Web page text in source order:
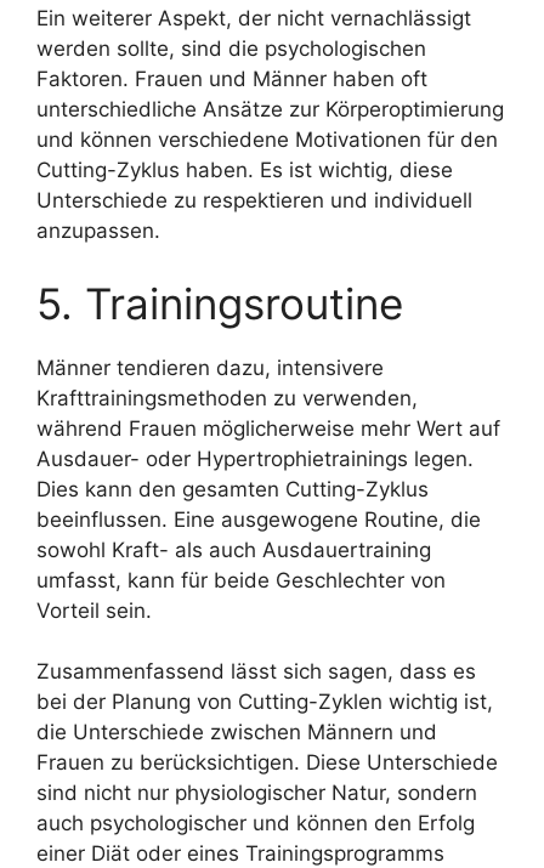
Ein weiterer Aspekt, der nicht vernachlässigt
werden sollte, sind die psychologischen
Faktoren. Frauen und Männer haben oft
unterschiedliche Ansätze zur Körperoptimierung
und können verschiedene Motivationen für den
Cutting-Zyklus haben. Es ist wichtig, diese
Unterschiede zu respektieren und individuell
anzupassen.
5. Trainingsroutine
Männer tendieren dazu, intensivere
Krafttrainingsmethoden zu verwenden,
während Frauen möglicherweise mehr Wert auf
Ausdauer- oder Hypertrophietrainings legen.
Dies kann den gesamten Cutting-Zyklus
beeinflussen. Eine ausgewogene Routine, die
sowohl Kraft- als auch Ausdauertraining
umfasst, kann für beide Geschlechter von
Vorteil sein.
Zusammenfassend lässt sich sagen, dass es
bei der Planung von Cutting-Zyklen wichtig ist,
die Unterschiede zwischen Männern und
Frauen zu berücksichtigen. Diese Unterschiede
sind nicht nur physiologischer Natur, sondern
auch psychologischer und können den Erfolg
einer Diät oder eines Trainingsprogramms